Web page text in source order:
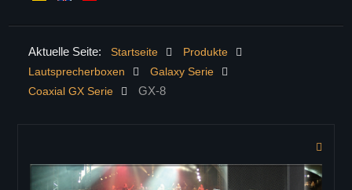
HOME
KONTAKT
ELITE Serie
Aktuelle Seite: Startseite
Produkte
Lautsprecherboxen
Galaxy Serie
Coaxial GX Serie
GX-8